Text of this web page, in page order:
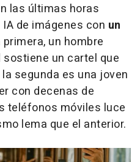
las últimas horas
de imágenes con un
primera, un hombre
un cartel que
la segunda es una joven
con decenas de
teléfonos móviles luce
lema que el anterior.